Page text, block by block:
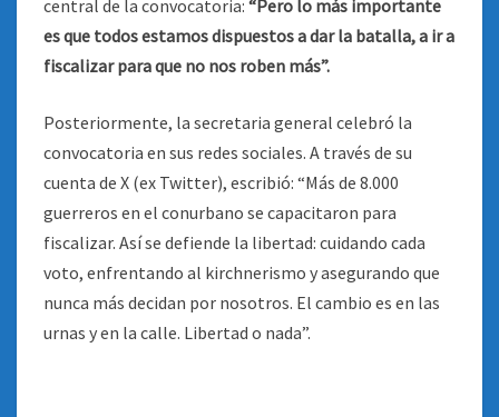
central de la convocatoria: “Pero lo más importante
es que todos estamos dispuestos a dar la batalla, a ir a
fiscalizar para que no nos roben más”.
Posteriormente, la secretaria general celebró la
convocatoria en sus redes sociales. A través de su
cuenta de X (ex Twitter), escribió: “Más de 8.000
guerreros en el conurbano se capacitaron para
fiscalizar. Así se defiende la libertad: cuidando cada
voto, enfrentando al kirchnerismo y asegurando que
nunca más decidan por nosotros. El cambio es en las
urnas y en la calle. Libertad o nada”.